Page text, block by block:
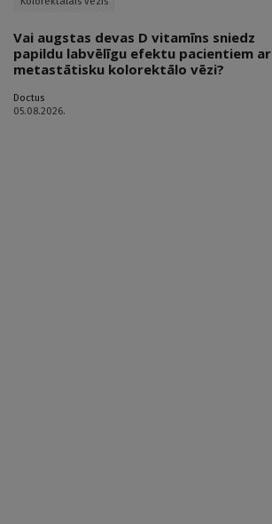
Vai augstas devas D vitamīns sniedz
papildu labvēlīgu efektu pacientiem ar
metastātisku kolorektālo vēzi?
Doctus
05.08.2026.